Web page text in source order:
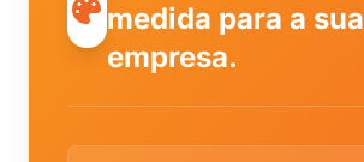
medida para a sua
empresa.